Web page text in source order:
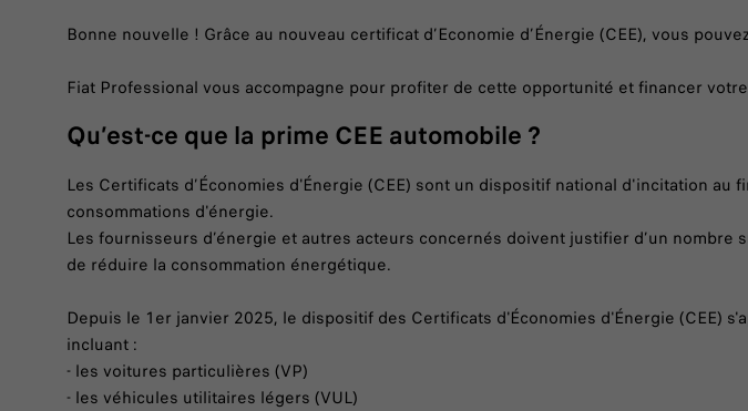
Bonne nouvelle ! Grâce au nouveau certificat d’Economie d’Énergie (CEE), vous
Fiat Professional vous accompagne pour profiter de cette opportunité et financer
Qu’est-ce que la prime CEE automobile ?
Les Certificats d’Économies d'Énergie (CEE) sont un dispositif national d'incitation
consommations d'énergie.
Les fournisseurs d’énergie et autres acteurs concernés doivent justifier d’un
de réduire la consommation énergétique.
Depuis le 1er janvier 2025, le dispositif des Certificats d'Économies d'Énergie (CEE)
incluant :
- les voitures particulières (VP)
- les véhicules utilitaires légers (VUL)